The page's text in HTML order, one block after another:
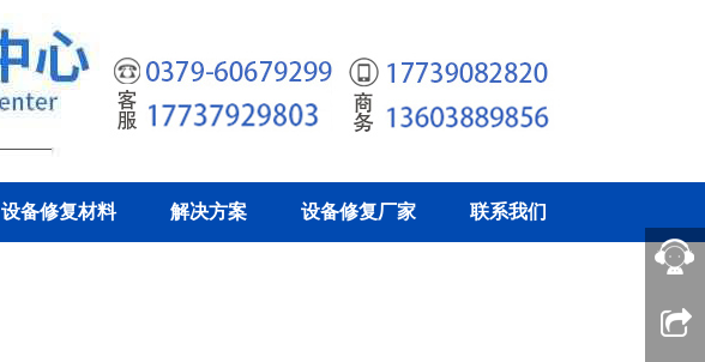
设备修复材料 解决方案 设备修复厂家 联系我们